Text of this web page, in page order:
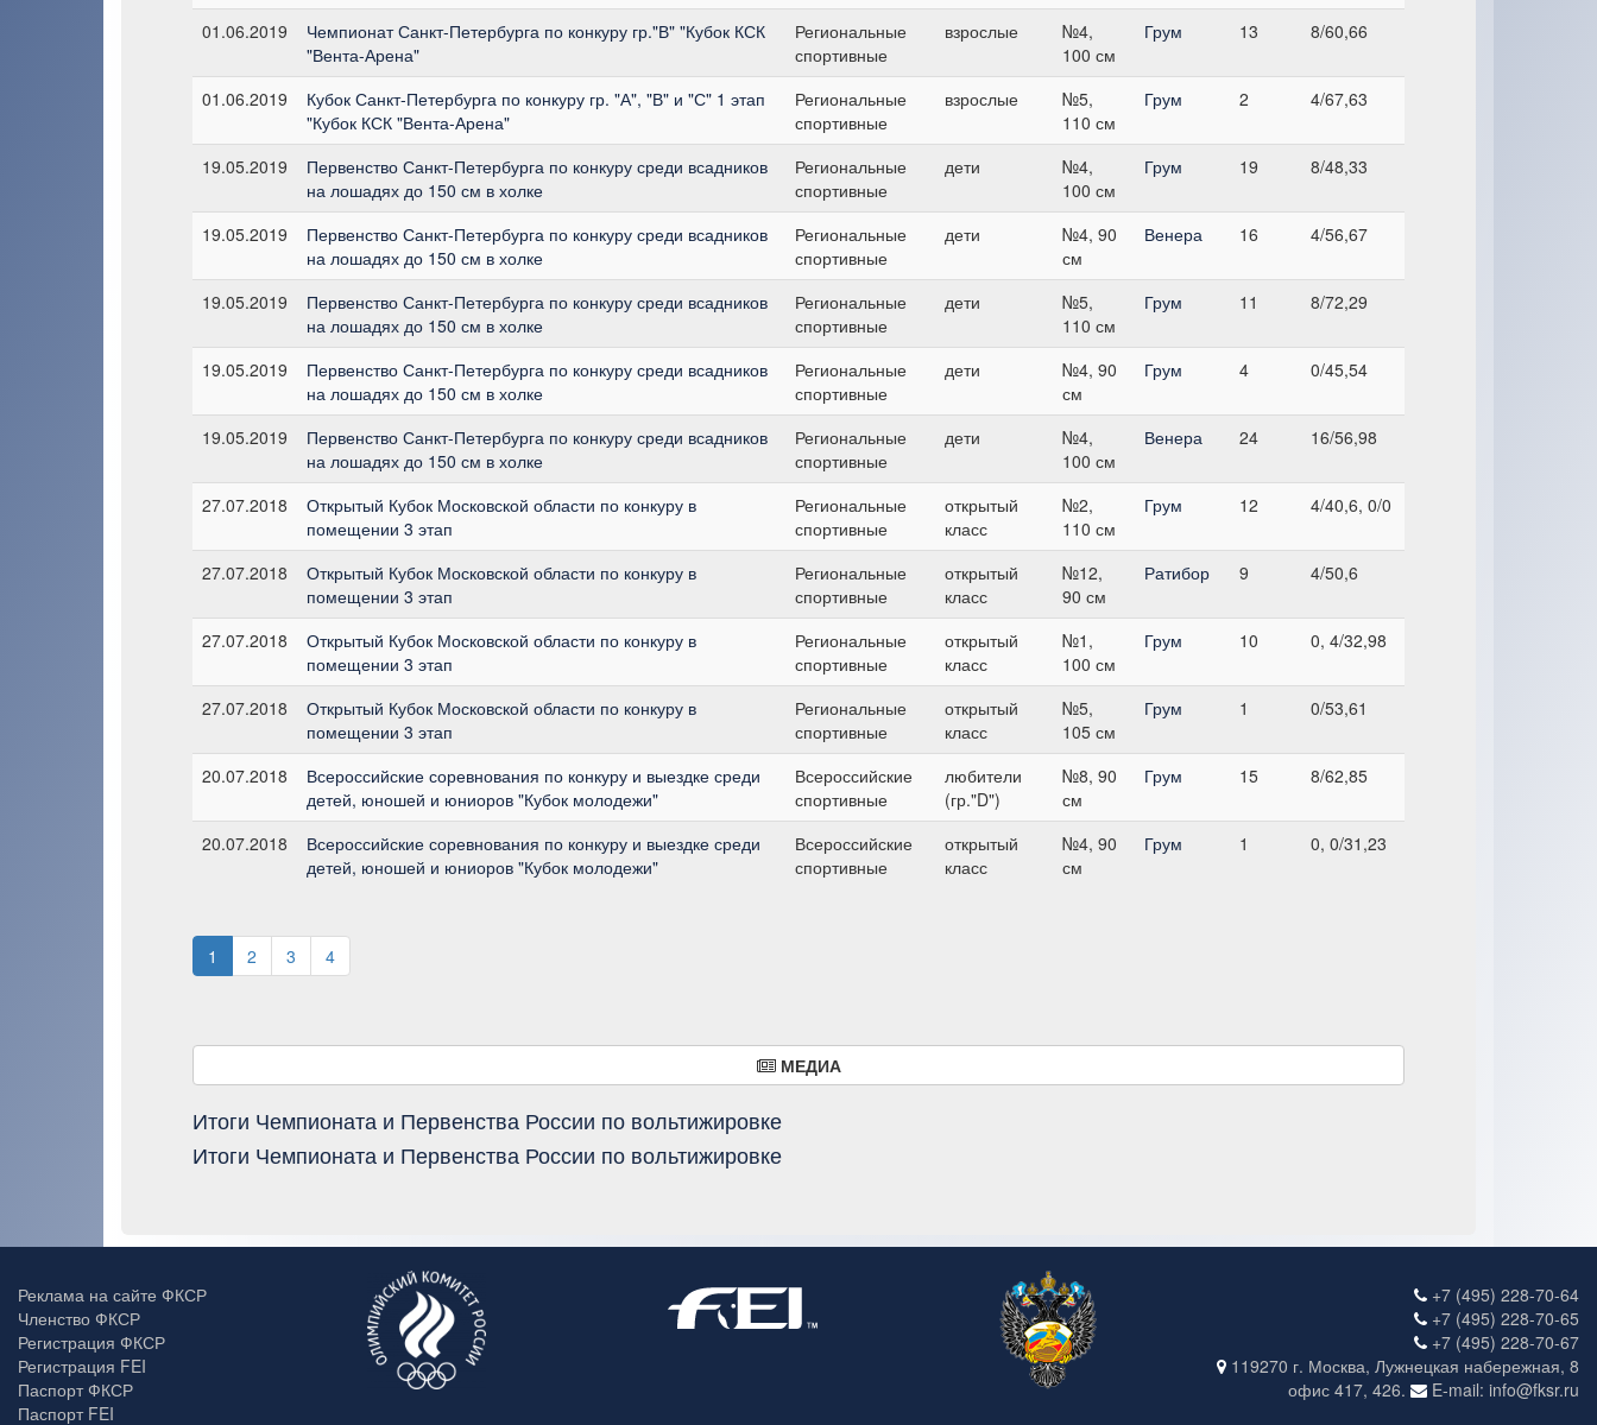
01.06.2019
Чемпионат Санкт-Петербурга по конкуру гр."В" "Кубок КСК
"Вента-Арена"
Региональные
спортивные
взрослые
№4,
100 см
Грум 13 8/60,66
01.06.2019
Кубок Санкт-Петербурга по конкуру гр. "А", "В" и "С" 1 этап
"Кубок КСК "Вента-Арена"
Региональные
спортивные
взрослые
№5,
110 см
Грум 2 4/67,63
19.05.2019
Первенство Санкт-Петербурга по конкуру среди всадников
на лошадях до 150 см в холке
Региональные
спортивные
дети
№4,
100 см
Грум 19 8/48,33
19.05.2019
Первенство Санкт-Петербурга по конкуру среди всадников
на лошадях до 150 см в холке
Региональные
спортивные
дети
№4, 90
см
Венера 16 4/56,67
19.05.2019
Первенство Санкт-Петербурга по конкуру среди всадников
на лошадях до 150 см в холке
Региональные
спортивные
дети
№5,
110 см
Грум 11 8/72,29
19.05.2019
Первенство Санкт-Петербурга по конкуру среди всадников
на лошадях до 150 см в холке
Региональные
спортивные
дети
№4, 90
см
Грум 4 0/45,54
19.05.2019
Первенство Санкт-Петербурга по конкуру среди всадников
на лошадях до 150 см в холке
Региональные
спортивные
дети
№4,
100 см
Венера 24 16/56,98
27.07.2018
Открытый Кубок Московской области по конкуру в
помещении 3 этап
Региональные
спортивные
открытый
класс
№2,
110 см
Грум 12 4/40,6, 0/0
27.07.2018
Открытый Кубок Московской области по конкуру в
помещении 3 этап
Региональные
спортивные
открытый
класс
№12,
90 см
Ратибор 9 4/50,6
27.07.2018
Открытый Кубок Московской области по конкуру в
помещении 3 этап
Региональные
спортивные
открытый
класс
№1,
100 см
Грум 10 0, 4/32,98
27.07.2018
Открытый Кубок Московской области по конкуру в
помещении 3 этап
Региональные
спортивные
открытый
класс
№5,
105 см
Грум 1 0/53,61
20.07.2018
Всероссийские соревнования по конкуру и выездке среди
детей, юношей и юниоров "Кубок молодежи"
Всероссийские
спортивные
любители
(гр."D")
№8, 90
см
Грум 15 8/62,85
20.07.2018
Всероссийские соревнования по конкуру и выездке среди
детей, юношей и юниоров "Кубок молодежи"
Всероссийские
спортивные
открытый
класс
№4, 90
см
Грум 1 0, 0/31,23
1 2 3 4
МЕДИА
Итоги Чемпионата и Первенства России по вольтижировке
Итоги Чемпионата и Первенства России по вольтижировке
Реклама на сайте ФКСР
Членство ФКСР
Регистрация ФКСР
Регистрация FEI
Паспорт ФКСР
Паспорт FEI
+7 (495) 228-70-64
+7 (495) 228-70-65
+7 (495) 228-70-67
119270 г. Москва, Лужнецкая набережная, 8
офис 417, 426.
E-mail: info@fksr.ru